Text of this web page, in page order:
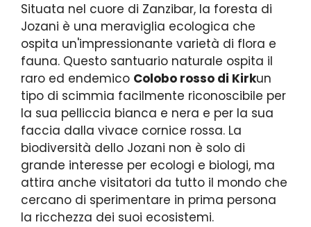
Situata nel cuore di Zanzibar, la foresta di
Jozani è una meraviglia ecologica che
ospita un'impressionante varietà di flora e
fauna. Questo santuario naturale ospita il
raro ed endemico Colobo rosso di Kirkun
tipo di scimmia facilmente riconoscibile per
la sua pelliccia bianca e nera e per la sua
faccia dalla vivace cornice rossa. La
biodiversità dello Jozani non è solo di
grande interesse per ecologi e biologi, ma
attira anche visitatori da tutto il mondo che
cercano di sperimentare in prima persona
la ricchezza dei suoi ecosistemi.